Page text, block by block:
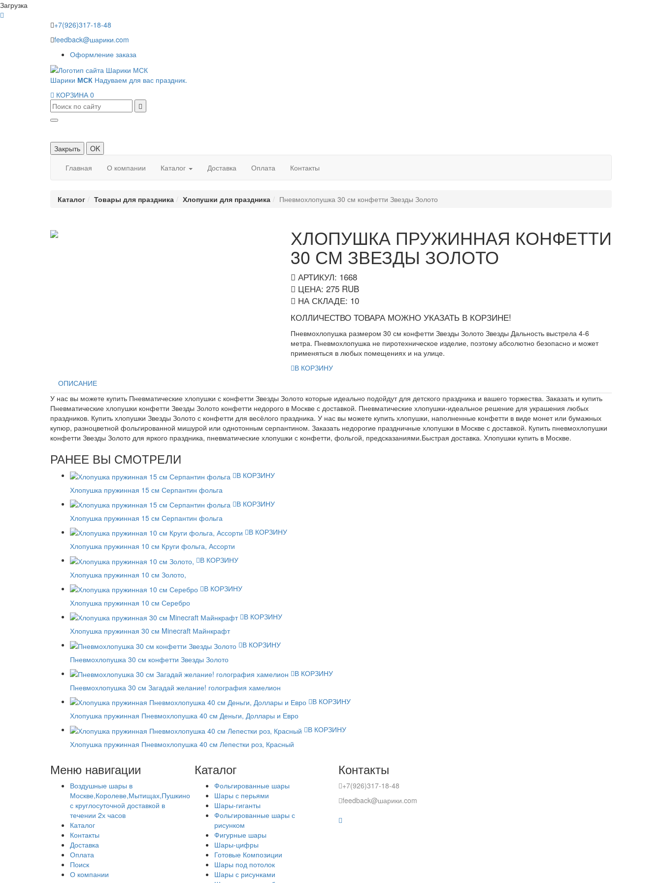
Загрузка
+7(926)317-18-48
feedback@шарики.com
Оформление заказа
Шарики МСК Надуваем для вас праздник.
КОРЗИНА 0
Закрыть
OK
Главная
О компании Каталог Доставка Оплата Контакты
Каталог Товары для праздника Хлопушки для праздника Пневмохлопушка 30 см конфетти Звезды Золото
ХЛОПУШКА ПРУЖИННАЯ КОНФЕТТИ
30 СМ ЗВЕЗДЫ ЗОЛОТО
АРТИКУЛ: 1668
ЦЕНА: 275 RUB
НА СКЛАДЕ: 10
КОЛЛИЧЕСТВО ТОВАРА МОЖНО УКАЗАТЬ В КОРЗИНЕ!
Пневмохлопушка размером 30 см конфетти Звезды Золото Звезды Дальность выстрела 4-6
метра. Пневмохлопушка не пиротехническое изделие, поэтому абсолютно безопасно и может
применяться в любых помещениях и на улице.
В КОРЗИНУ
ОПИСАНИЕ
У нас вы можете купить Пневматические хлопушки с конфетти Звезды Золото которые идеально подойдут для детского праздника и вашего торжества. Заказать и купить
Пневматические хлопушки конфетти Звезды Золото конфетти недорого в Москве с доставкой. Пневматические хлопушки-идеальное решение для украшения любых
праздников. Купить хлопушки Звезды Золото с конфетти для весёлого праздника. У нас вы можете купить хлопушки, наполненные конфетти в виде монет или бумажных
купюр, разноцветной фольгированной мишурой или однотонным серпантином. Заказать недорогие праздничные хлопушки в Москве с доставкой. Купить пневмохлопушки
конфетти Звезды Золото для яркого праздника, пневматические хлопушки с конфетти, фольгой, предсказаниями.Быстрая доставка. Хлопушки купить в Москве.
РАНЕЕ ВЫ СМОТРЕЛИ
В КОРЗИНУ
Хлопушка пружинная 15 см Серпантин фольга
В КОРЗИНУ
Хлопушка пружинная 15 см Серпантин фольга
В КОРЗИНУ
Хлопушка пружинная 10 см Круги фольга, Ассорти
В КОРЗИНУ
Хлопушка пружинная 10 см Золото,
В КОРЗИНУ
Хлопушка пружинная 10 см Серебро
В КОРЗИНУ
Хлопушка пружинная 30 см Minecraft Майнкрафт
В КОРЗИНУ
Пневмохлопушка 30 см конфетти Звезды Золото
В КОРЗИНУ
Пневмохлопушка 30 см Загадай желание! голография хамелион
В КОРЗИНУ
Хлопушка пружинная Пневмохлопушка 40 см Деньги, Доллары и Евро
В КОРЗИНУ
Хлопушка пружинная Пневмохлопушка 40 см Лепестки роз, Красный
Меню навигации
Воздушные шары в
Москве,Королеве,Мытищах,Пушкино
с круглосуточной доставкой в
течении 2х часов
Каталог
Контакты
Доставка
Оплата
Поиск
О компании
Каталог
Фольгированные шары
Шары с перьями
Шары-гиганты
Фольгированные шары с
рисунком
Фигурные шары
Шары-цифры
Готовые Композиции
Шары под потолок
Шары с рисунками
Контакты
+7(926)317-18-48
feedback@шарики.com